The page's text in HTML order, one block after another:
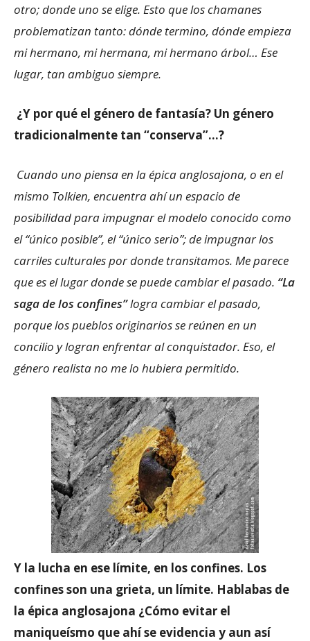
otro; donde uno se elige. Esto que los chamanes
problematizan tanto: dónde termino, dónde empieza
mi hermano, mi hermana, mi hermano árbol… Ese
lugar, tan ambiguo siempre.
¿Y por qué el género de fantasía? Un género
tradicionalmente tan “conserva”…?
Cuando uno piensa en la épica anglosajona, o en el
mismo Tolkien, encuentra ahí un espacio de
posibilidad para impugnar el modelo conocido como
el “único posible”, el “único serio”; de impugnar los
carriles culturales por donde transitamos. Me parece
que es el lugar donde se puede cambiar el pasado. “La
saga de los confines”logra cambiar el pasado,
porque los pueblos originarios se reúnen en un
concilio y logran enfrentar al conquistador. Eso, el
género realista no me lo hubiera permitido.
Y la lucha en ese límite, en los confines. Los
confines son una grieta, un límite. Hablabas de
la épica anglosajona ¿Cómo evitar el
maniqueísmo que ahí se evidencia y aun así